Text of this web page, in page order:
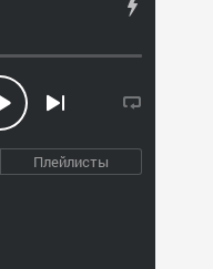
Плейлисты